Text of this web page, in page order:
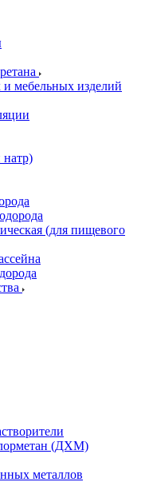
мебельных изделий
натр)
(для пищевого
(ДХМ)
металлов